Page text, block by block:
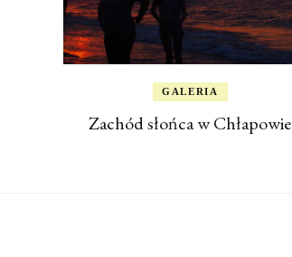
GALERIA
Zachód słońca w Chłapowie